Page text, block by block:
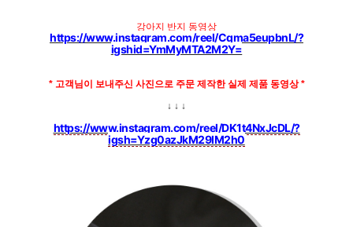
강아지 반지 동영상
https://www.instagram.com/reel/Cqma5eupbnL/?
igshid=YmMyMTA2M2Y=
* 고객님이 보내주신 사진으로 주문 제작한 실제 제품 동영상 *
↓ ↓ ↓
https://www.instagram.com/reel/DK1t4NxJcDL/?
igsh=Yzg0azJkM29lM2h0